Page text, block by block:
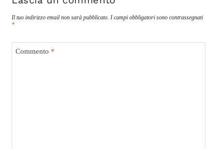
Il tuo indirizzo email non sarà pubblicato. I campi obbligatori sono contrassegnati
*
Commento *